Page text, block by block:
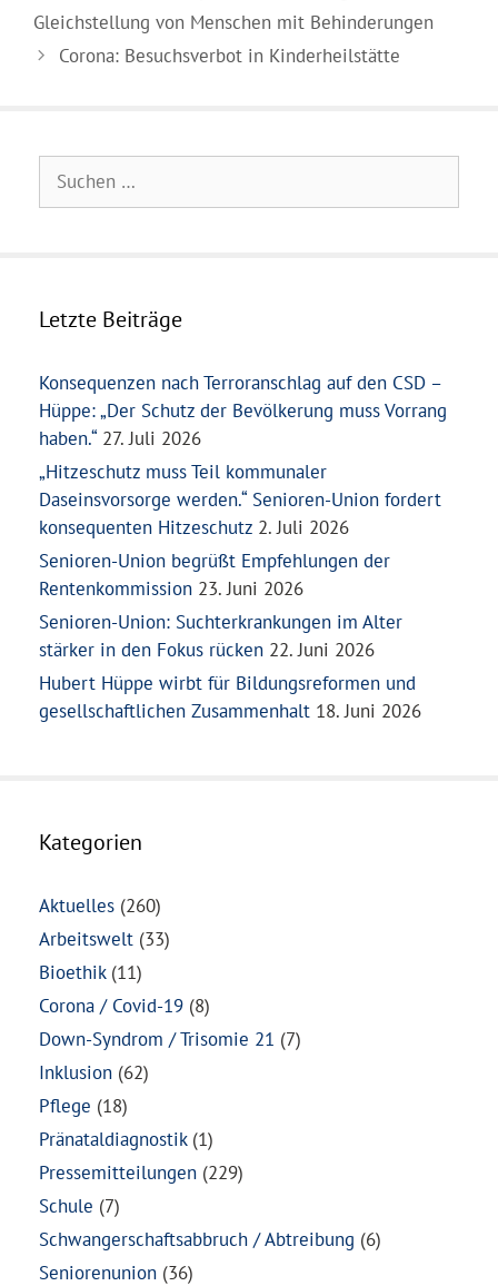
Gleichstellung von Menschen mit Behinderungen
Corona: Besuchsverbot in Kinderheilstätte
nach:
Letzte Beiträge
Konsequenzen nach Terroranschlag auf den CSD –
Hüppe: „Der Schutz der Bevölkerung muss Vorrang
haben.“ 27. Juli 2026
„Hitzeschutz muss Teil kommunaler
Daseinsvorsorge werden.“ Senioren-Union fordert
konsequenten Hitzeschutz 2. Juli 2026
Senioren-Union begrüßt Empfehlungen der
Rentenkommission 23. Juni 2026
Senioren-Union: Suchterkrankungen im Alter
stärker in den Fokus rücken 22. Juni 2026
Hubert Hüppe wirbt für Bildungsreformen und
gesellschaftlichen Zusammenhalt 18. Juni 2026
Kategorien
Aktuelles (260)
Arbeitswelt (33)
Bioethik(11)
Corona / Covid-19 (8)
Down-Syndrom / Trisomie 21 (7)
Inklusion (62)
Pflege (18)
Pränataldiagnostik(1)
Pressemitteilungen (229)
Schule (7)
Schwangerschaftsabbruch / Abtreibung (6)
Seniorenunion (36)